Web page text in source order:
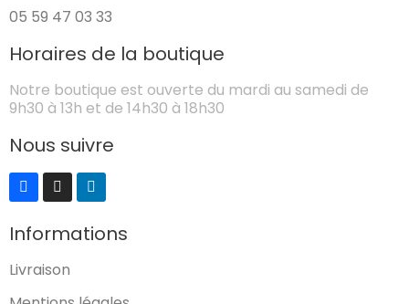
05 59 47 03 33
Horaires de la boutique
Notre boutique est ouverte du mardi au samedi de
9h30 à 13h et de 14h30 à 18h30
Nous suivre
Informations
Livraison